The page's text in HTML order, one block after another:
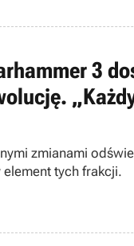
3
zmianami
tych frakcji.